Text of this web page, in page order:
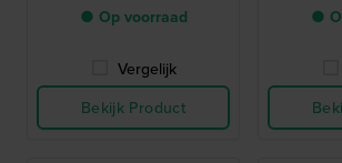
● Op voorraad
Vergelijk
Bekijk Product
●